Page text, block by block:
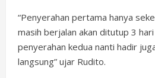
“Penyerahan pertama hanya
masih berjalan akan ditutup 3
penyerahan kedua nanti hadir
langsung” ujar Rudito.